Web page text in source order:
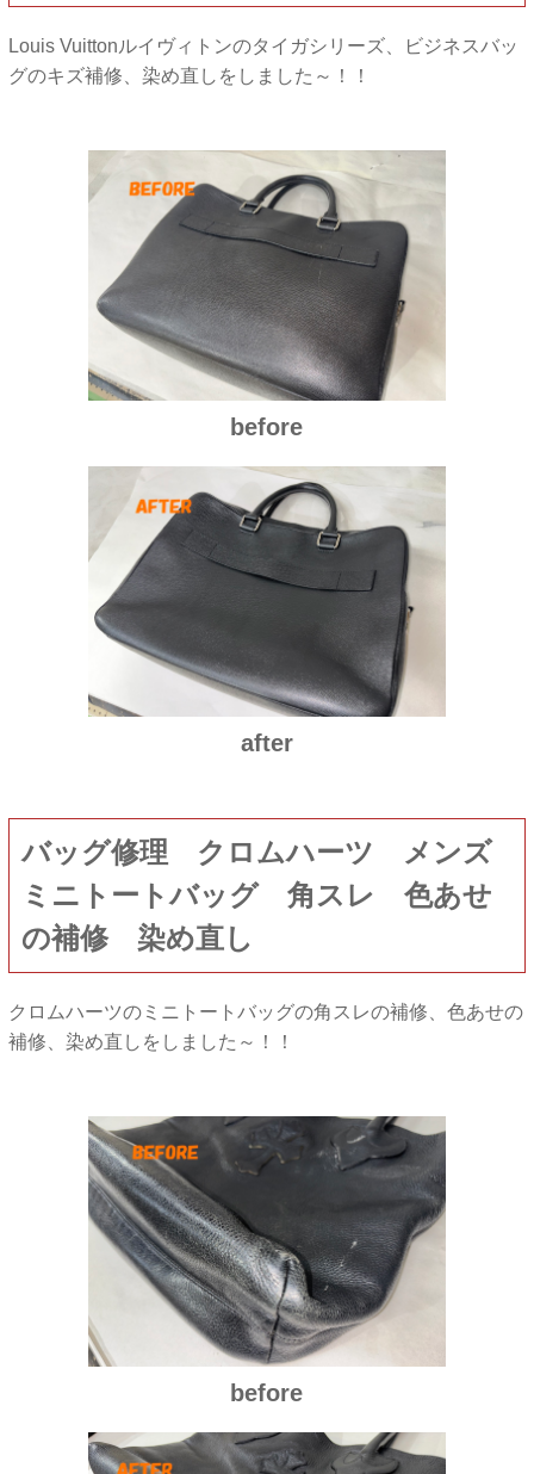
Louis Vuittonルイヴィトンのタイガシリーズ、ビジネスバッ
グのキズ補修、染め直しをしました～！！
before
after
バッグ修理 クロムハーツ メンズ
ミニトートバッグ 角スレ 色あせ
の補修 染め直し
クロムハーツのミニトートバッグの角スレの補修、色あせの
補修、染め直しをしました～！！
before